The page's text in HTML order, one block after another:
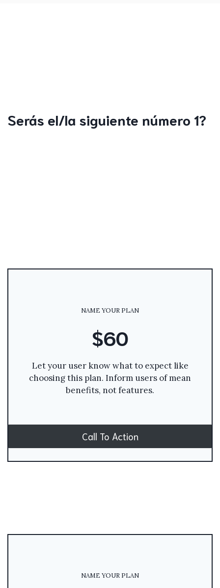
Serás el/la siguiente número 1?
NAME YOUR PLAN
$60
Let your user know what to expect like
choosing this plan. Inform users of mean
benefits, not features.
Call To Action
NAME YOUR PLAN